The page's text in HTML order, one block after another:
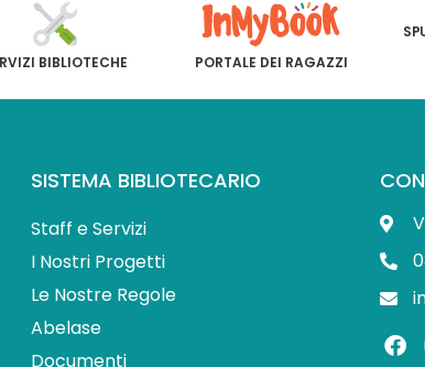
BIBLIOTECHE PORTALE DEI RAGAZZI
SISTEMA BIBLIOTECARIO
Staff e Servizi
I Nostri Progetti
Le Nostre Regole
Abelase
Documenti
F